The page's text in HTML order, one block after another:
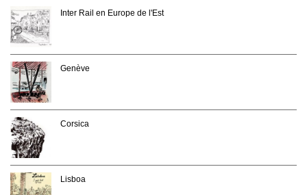
Inter Rail en Europe de l'Est
Genève
Corsica
Lisboa